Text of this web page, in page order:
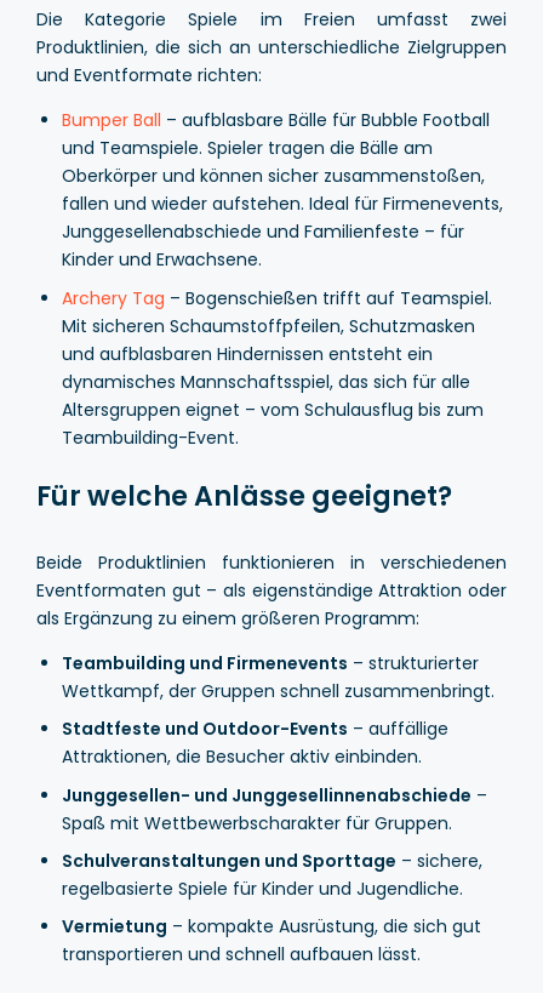
Die Kategorie Spiele im Freien umfasst zwei
Produktlinien, die sich an unterschiedliche Zielgruppen
und Eventformate richten:
Bumper Ball – aufblasbare Bälle für Bubble Football
und Teamspiele. Spieler tragen die Bälle am
Oberkörper und können sicher zusammenstoßen,
fallen und wieder aufstehen. Ideal für Firmenevents,
Junggesellenabschiede und Familienfeste – für
Kinder und Erwachsene.
Archery Tag – Bogenschießen trifft auf Teamspiel.
Mit sicheren Schaumstoffpfeilen, Schutzmasken
und aufblasbaren Hindernissen entsteht ein
dynamisches Mannschaftsspiel, das sich für alle
Altersgruppen eignet – vom Schulausflug bis zum
Teambuilding-Event.
Für welche Anlässe geeignet?
Beide Produktlinien funktionieren in verschiedenen
Eventformaten gut – als eigenständige Attraktion oder
als Ergänzung zu einem größeren Programm:
Teambuilding und Firmenevents – strukturierter
Wettkampf, der Gruppen schnell zusammenbringt.
Stadtfeste und Outdoor-Events – auffällige
Attraktionen, die Besucher aktiv einbinden.
Junggesellen- und Junggesellinnenabschiede –
Spaß mit Wettbewerbscharakter für Gruppen.
Schulveranstaltungen und Sporttage – sichere,
regelbasierte Spiele für Kinder und Jugendliche.
Vermietung – kompakte Ausrüstung, die sich gut
transportieren und schnell aufbauen lässt.